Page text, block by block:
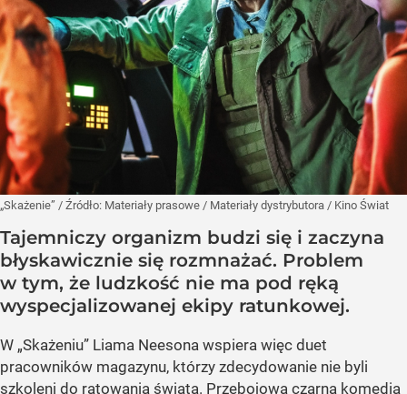
„Skażenie” / Źródło: Materiały prasowe / Materiały dystrybutora / Kino Świat
Tajemniczy organizm budzi się i zaczyna
błyskawicznie się rozmnażać. Problem
w tym, że ludzkość nie ma pod ręką
wyspecjalizowanej ekipy ratunkowej.
W „Skażeniu” Liama Neesona wspiera więc duet
pracowników magazynu, którzy zdecydowanie nie byli
szkoleni do ratowania świata. Przebojowa czarna komedia